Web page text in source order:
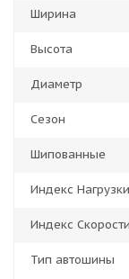
Ширина
Высота
Диаметр
Сезон
Шипованные
Индекс Нагрузки
Индекс Скорости
Тип автошины